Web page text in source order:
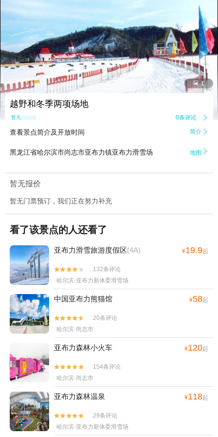
 1
越野和冬季两项场地
暂无点评 0条评论 
查看景点简介及开放时间 简介 
黑龙江省哈尔滨市尚志市亚布力镇亚布力滑雪场 地图 
暂无报价
暂无门票预订，我们正在努力补充
看了该景点的人还看了
亚布力滑雪旅游度假区(4A) ¥19.9起


132条评论
哈尔滨·亚布力新体委滑雪场
中国亚布力熊猫馆 ¥58起


20条评论
哈尔滨·尚志市
亚布力森林小火车 ¥120起


154条评论
哈尔滨·尚志市
亚布力森林温泉 ¥118起


29条评论
哈尔滨·亚布力新体委滑雪场
